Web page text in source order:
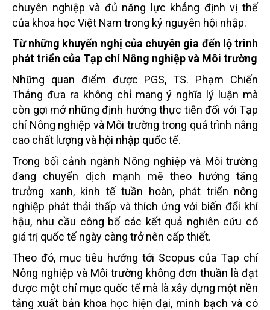
chuyên nghiệp và đủ năng lực khẳng định vị thế
của khoa học Việt Nam trong kỷ nguyên hội nhập.
Từ những khuyến nghị của chuyên gia đến lộ trình
phát triển của Tạp chí Nông nghiệp và Môi trường
Những quan điểm được PGS, TS. Phạm Chiến
Thắng đưa ra không chỉ mang ý nghĩa lý luận mà
còn gợi mở những định hướng thực tiễn đối với Tạp
chí Nông nghiệp và Môi trường trong quá trình nâng
cao chất lượng và hội nhập quốc tế.
Trong bối cảnh ngành Nông nghiệp và Môi trường
đang chuyển dịch mạnh mẽ theo hướng tăng
trưởng xanh, kinh tế tuần hoàn, phát triển nông
nghiệp phát thải thấp và thích ứng với biến đổi khí
hậu, nhu cầu công bố các kết quả nghiên cứu có
giá trị quốc tế ngày càng trở nên cấp thiết.
Theo đó, mục tiêu hướng tới Scopus của Tạp chí
Nông nghiệp và Môi trường không đơn thuần là đạt
được một chỉ mục quốc tế mà là xây dựng một nền
tảng xuất bản khoa học hiện đại, minh bạch và có